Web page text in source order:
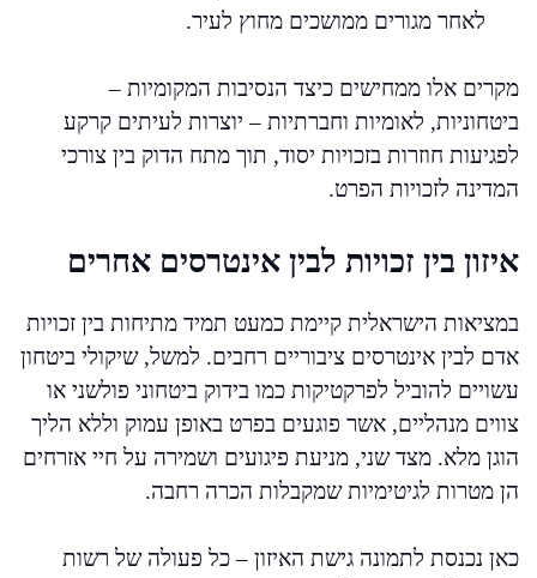
לאחר מגורים ממושכים מחוץ לעיר.
מקרים אלו ממחישים כיצד הנסיבות המקומיות –
ביטחוניות, לאומיות וחברתיות – יוצרות לעיתים קרקע
לפגיעות חוזרות בזכויות יסוד, תוך מתח הדוק בין צורכי
המדינה לזכויות הפרט.
איזון בין זכויות לבין אינטרסים אחרים
במציאות הישראלית קיימת כמעט תמיד מתיחות בין זכויות
אדם לבין אינטרסים ציבוריים רחבים. למשל, שיקולי ביטחון
עשויים להוביל לפרקטיקות כמו בידוק ביטחוני פולשני או
צווים מנהליים, אשר פוגעים בפרט באופן עמוק וללא הליך
הוגן מלא. מצד שני, מניעת פיגועים ושמירה על חיי אזרחים
הן מטרות לגיטימיות שמקבלות הכרה רחבה.
כאן נכנסת לתמונה גישת האיזון – כל פעולה של רשות